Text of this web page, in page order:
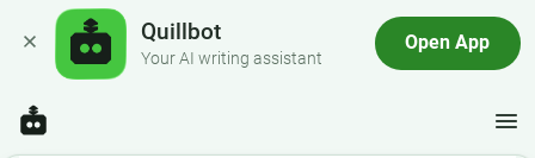
Quillbot
Your AI writing assistant
Open App